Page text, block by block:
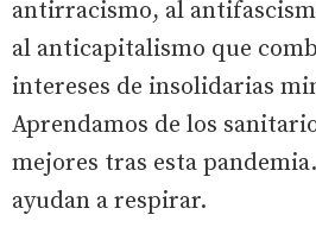
antirracismo, al
al anticapitalismo que
intereses de insolidarias
Aprendamos de los
mejores tras esta
ayudan a respirar.